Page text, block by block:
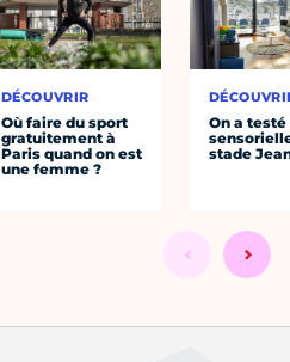
DÉCOUVRIR
Où faire du sport
gratuitement à
Paris quand on est
une femme ?
On a
stade